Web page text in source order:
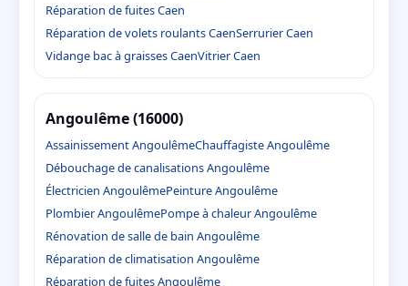
Réparation de fuites Caen
Réparation de volets roulants CaenSerrurier Caen
Vidange bac à graisses CaenVitrier Caen
Angoulême (16000)
Assainissement AngoulêmeChauffagiste Angoulême
Débouchage de canalisations Angoulême
Électricien AngoulêmePeinture Angoulême
Plombier AngoulêmePompe à chaleur Angoulême
Rénovation de salle de bain Angoulême
Réparation de climatisation Angoulême
Réparation de fuites Angoulême